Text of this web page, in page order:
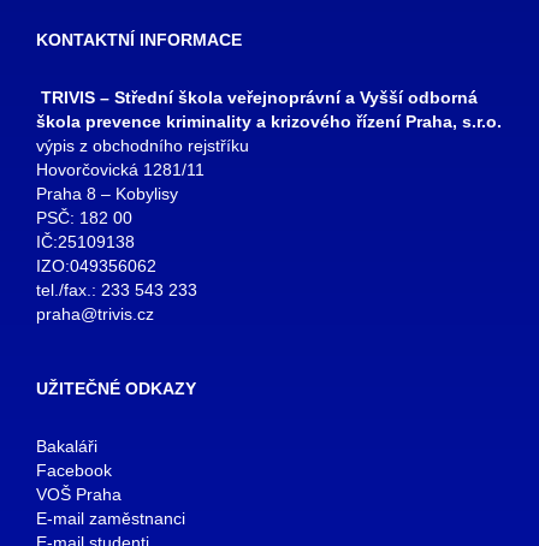
KONTAKTNÍ INFORMACE
TRIVIS – Střední škola veřejnoprávní a Vyšší odborná
škola prevence kriminality a krizového řízení Praha, s.r.o.
výpis z obchodního rejstříku
Hovorčovická 1281/11
Praha 8 – Kobylisy
PSČ: 182 00
IČ:25109138
IZO:049356062
tel./fax.: 233 543 233
praha@trivis.cz
UŽITEČNÉ ODKAZY
Bakaláři
Facebook
VOŠ Praha
E-mail zaměstnanci
E-mail studenti